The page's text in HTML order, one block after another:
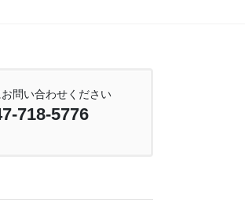
問い合わせください
718-5776